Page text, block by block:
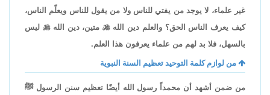
غير علماء، لا يوجد من يفتي للناس ولا من يقول للناس ويعلّم الناس،
كيف يعرف الناس الحق؟ والعلم دين اللهمتين، دين الله ليس
بالسهل، فلا بد لهم من علماء يعرفون هذا العلم.
من لوازم كلمة التوحيد تعظيم السنة النبوية
من ضمن أشهد أن محمداً رسول الله أيضًا تعظيم سنن الرسول ﷺ